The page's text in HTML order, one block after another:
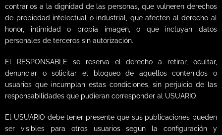
contrarios a la dignidad de las personas, que vulneren derechos
de propiedad intelectual o industrial, que afecten al derecho al
honor, intimidad o propia imagen, o que incluyan datos
personales de terceros sin autorización.
El RESPONSABLE se reserva el derecho a retirar, ocultar,
denunciar o solicitar el bloqueo de aquellos contenidos o
usuarios que incumplan estas condiciones, sin perjuicio de las
responsabilidades que pudieran corresponder al USUARIO.
El USUARIO debe tener presente que sus publicaciones pueden
ser visibles para otros usuarios según la configuración y